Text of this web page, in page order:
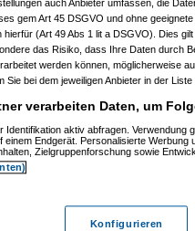
ihr bekommen..( ddrobescham
hab ihr bekommen..
(q.e.d.am
ihr bekommen..
am
hab ihr bekommen.. (Games2Game
hab ihr bekommen..(q.e.d.am
hab ihr bekommen..(
ihr bekommen.. (monster23am
bekommen.. (Diall am 23.12.2008,
bekommen..( Madleram 23.12.2008,
ihr bekommen..(Games2Gameam
09:12:01)
Dimmuam 23.12.2008,
Games2Gameam
auch Anbieter umfassen, die
gem Art 45 DSGVO und ohne
hierfür (Art 49 Abs 1 lit a DSGVO). Dies
das Risiko, dass Ihre Daten durch
werden können, möglicherweise
Sie bei dem jeweiligen Anbieter in der
verarbeiten Daten, um
Identifikation aktiv abfragen. Verwendung
einem Endgerät. Personalisierte Werbung
Zielgruppenforschung sowie
Konfigurieren